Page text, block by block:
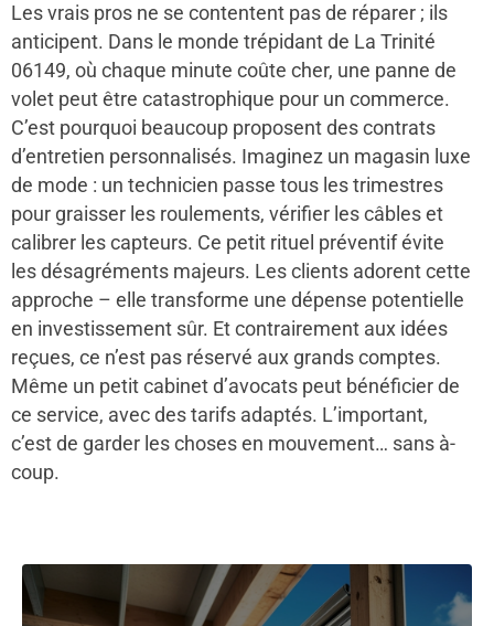
Les vrais pros ne se contentent pas de réparer ; ils
anticipent. Dans le monde trépidant de La Trinité
06149, où chaque minute coûte cher, une panne de
volet peut être catastrophique pour un commerce.
C’est pourquoi beaucoup proposent des contrats
d’entretien personnalisés. Imaginez un magasin luxe
de mode : un technicien passe tous les trimestres
pour graisser les roulements, vérifier les câbles et
calibrer les capteurs. Ce petit rituel préventif évite
les désagréments majeurs. Les clients adorent cette
approche – elle transforme une dépense potentielle
en investissement sûr. Et contrairement aux idées
reçues, ce n’est pas réservé aux grands comptes.
Même un petit cabinet d’avocats peut bénéficier de
ce service, avec des tarifs adaptés. L’important,
c’est de garder les choses en mouvement… sans à-
coup.